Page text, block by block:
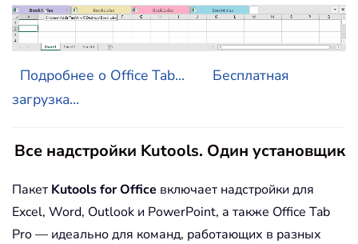
Подробнее о Office Tab...
Бесплатная
загрузка...
Все надстройки Kutools. Один установщик
Пакет Kutools for Office включает надстройки для
Excel, Word, Outlook и PowerPoint, а также Office Tab
Pro — идеально для команд, работающих в разных